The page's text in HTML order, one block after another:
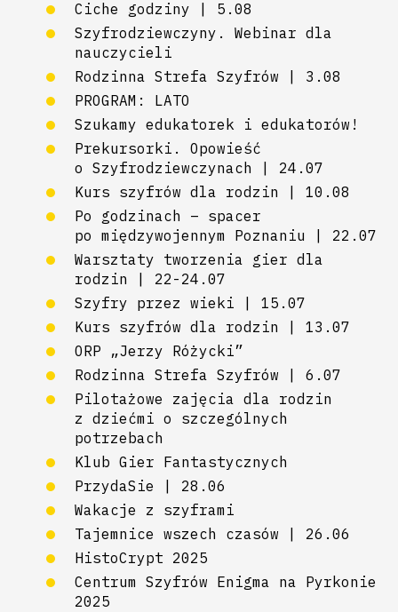
Ciche godziny | 5.08
Szyfrodziewczyny. Webinar dla
nauczycieli
Rodzinna Strefa Szyfrów | 3.08
PROGRAM: LATO
Szukamy edukatorek i edukatorów!
Prekursorki. Opowieść
o Szyfrodziewczynach | 24.07
Kurs szyfrów dla rodzin | 10.08
Po godzinach – spacer
po międzywojennym Poznaniu | 22.07
Warsztaty tworzenia gier dla
rodzin | 22-24.07
Szyfry przez wieki | 15.07
Kurs szyfrów dla rodzin | 13.07
ORP „Jerzy Różycki”
Rodzinna Strefa Szyfrów | 6.07
Pilotażowe zajęcia dla rodzin
z dziećmi o szczególnych
potrzebach
Klub Gier Fantastycznych
PrzydaSie | 28.06
Wakacje z szyframi
Tajemnice wszech czasów | 26.06
HistoCrypt 2025
Centrum Szyfrów Enigma na Pyrkonie
2025